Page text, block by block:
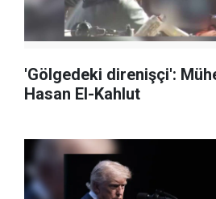
'Gölgedeki direnişçi':
Hasan El-Kahlut